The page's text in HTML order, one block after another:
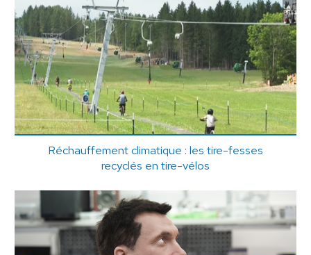
Réchauffement climatique : les tire-fesses
recyclés en tire-vélos